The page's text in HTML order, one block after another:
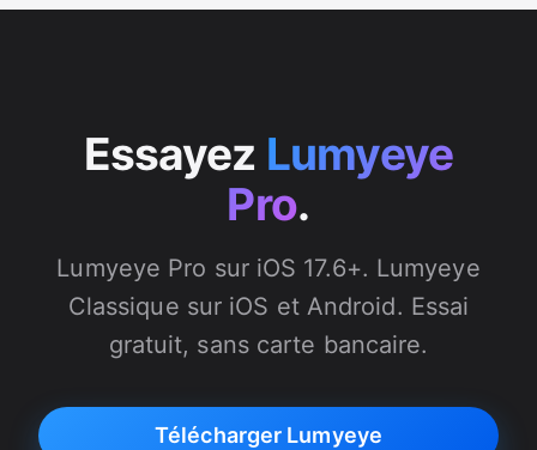
Essayez Lumyeye
Pro.
Lumyeye Pro sur iOS 17.6+. Lumyeye
Classique sur iOS et Android. Essai
gratuit, sans carte bancaire.
Télécharger Lumyeye